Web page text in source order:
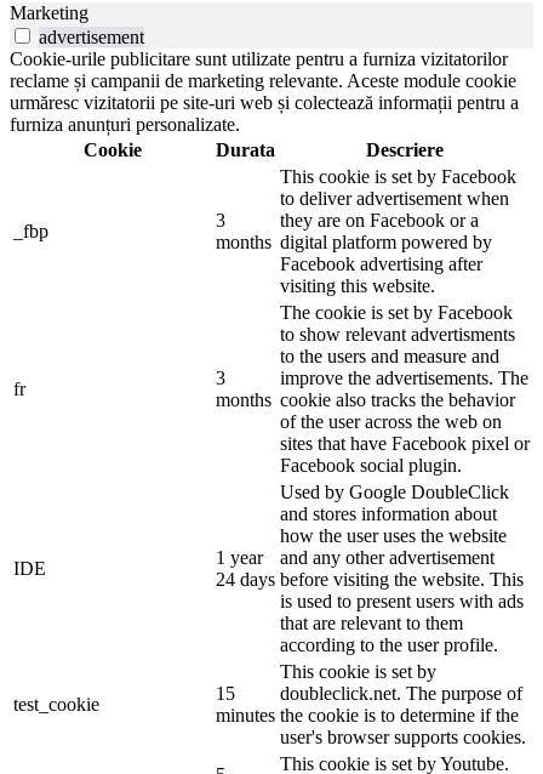
Marketing
advertisement
Cookie-urile publicitare sunt utilizate pentru a furniza vizitatorilor
reclame și campanii de marketing relevante. Aceste module cookie
urmăresc vizitatorii pe site-uri web și colectează informații pentru a
furniza anunțuri personalizate.
Cookie
Durata Descriere
_fbp
3
months
This cookie is set by Facebook
to deliver advertisement when
they are on Facebook or a
digital platform powered by
Facebook advertising after
visiting this website.
fr
3
months
The cookie is set by Facebook
to show relevant advertisments
to the users and measure and
improve the advertisements. The
cookie also tracks the behavior
of the user across the web on
sites that have Facebook pixel or
Facebook social plugin.
IDE
1 year
24 days
Used by Google DoubleClick
and stores information about
how the user uses the website
and any other advertisement
before visiting the website. This
is used to present users with ads
that are relevant to them
according to the user profile.
test_cookie
15
minutes
This cookie is set by
doubleclick.net. The purpose of
the cookie is to determine if the
user's browser supports cookies.
This cookie is set by Youtube.